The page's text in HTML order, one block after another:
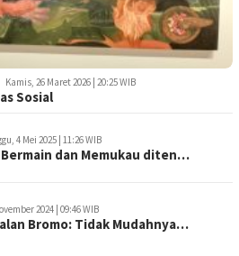
Kamis, 26 Maret 2026 | 20:25 WIB
Sosial
4 Mei 2025 | 11:26 WIB
dan Memukau diten…
2024 | 09:46 WIB
Bromo: Tidak Mudahnya…